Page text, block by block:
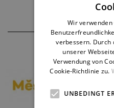
Wir
verbessern. Durch
unserer
Verwendung von
Cookie-Richtlinie zu.
UNBEDINGT